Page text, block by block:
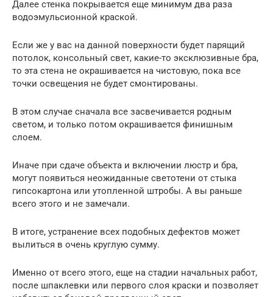
Далее стенка покрывается еще минимум два раза
водоэмульсионной краской.
Если же у вас на данной поверхности будет парящий
потолок, консольный свет, какие-то эксклюзивные бра,
то эта стена не окрашивается на чистовую, пока все
точки освещения не будет смонтированы.
В этом случае сначала все засвечивается родным
светом, и только потом окрашивается финишным
слоем.
Иначе при сдаче объекта и включении люстр и бра,
могут появиться неожиданные светотени от стыка
гипсокартона или утопленной штробы. А вы раньше
всего этого и не замечали.
В итоге, устранение всех подобных дефектов может
вылиться в очень круглую сумму.
Именно от всего этого, еще на стадии начальных работ,
после шпаклевки или первого слоя краски и позволяет